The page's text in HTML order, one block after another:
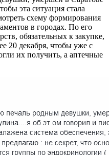
эта ситуация стала
схему формирования
в городах. По его
обязательных к закупке,
20 декабря, чтобы уже с
их получить, а аптечные